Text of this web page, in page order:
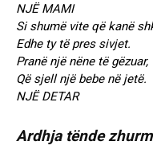
NJË MAMI
Si shumë vite që kanë
Edhe ty të pres sivjet.
Pranë një nëne të gëzuar,
Që sjell një bebe në jetë.
NJË DETAR
Ardhja tënde